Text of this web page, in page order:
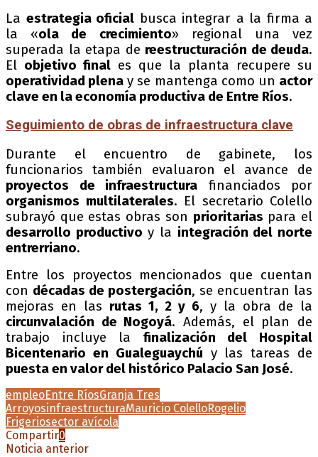
La estrategia oficial busca integrar a la firma a
la «ola de crecimiento» regional una vez
superada la etapa de reestructuración de deuda.
El objetivo final es que la planta recupere su
operatividad plena y se mantenga como un actor
clave en la economía productiva de Entre Ríos.
Seguimiento de obras de infraestructura clave
Durante el encuentro de gabinete, los
funcionarios también evaluaron el avance de
proyectos de infraestructura financiados por
organismos multilaterales. El secretario Colello
subrayó que estas obras son prioritarias para el
desarrollo productivo y la integración del norte
entrerriano.
Entre los proyectos mencionados que cuentan
con décadas de postergación, se encuentran las
mejoras en las rutas 1, 2 y 6, y la obra de la
circunvalación de Nogoyá. Además, el plan de
trabajo incluye la finalización del Hospital
Bicentenario en Gualeguaychú y las tareas de
puesta en valor del histórico Palacio San José.
empleoEntre RíosGranja Tres
ArroyosinfraestructuraMauricio ColelloRogelio
Frigeriosector avícola
Compartir0
Noticia anterior